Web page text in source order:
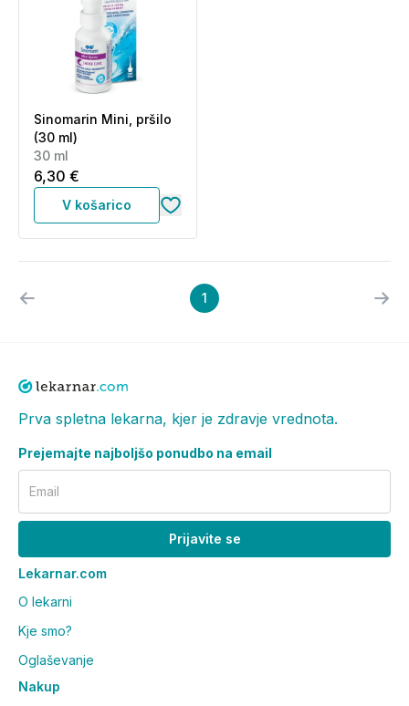
Sinomarin Mini, pršilo
(30 ml)
30 ml
6,30 €
V košarico
1
Prva spletna lekarna, kjer je zdravje vrednota.
Prejemajte najboljšo ponudbo na email
Email
Prijavite se
Lekarnar.com
O lekarni
Kje smo?
Oglaševanje
Nakup